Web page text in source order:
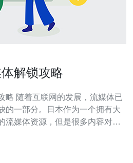
解锁攻略
媒体已
的一部分。日本作为一个拥有大
流媒体资源，但是很多内容对于